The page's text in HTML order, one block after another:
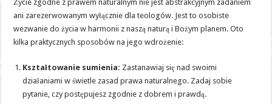
Życie zgodne z prawem naturalnym nie jest abstrakcyjnym zadaniem
ani zarezerwowanym wyłącznie dla teologów. Jest to osobiste
wezwanie do życia w harmonii z naszą naturą i Bożym planem. Oto
kilka praktycznych sposobów na jego wdrożenie:
Kształtowanie sumienia: Zastanawiaj się nad swoimi
działaniami w świetle zasad prawa naturalnego. Zadaj sobie
pytanie, czy postępujesz zgodnie z dobrem i prawdą.